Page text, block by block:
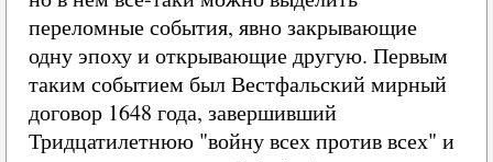
переломные события, явно закрывающие
одну эпоху и открывающие другую. Первым
таким событием был Вестфальский мирный
договор 1648 года, завершивший
Тридцатилетнюю "войну всех против всех" и